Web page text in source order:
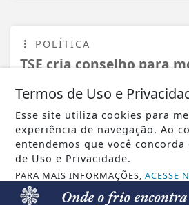
POLÍTICA
TSE cria conselho para
Termos de Uso e
Esse site utiliza cookies para
experiência de navegação. Ao
entendemos que você concorda
de Uso e Privacidade.
PARA MAIS INFORMAÇÕES,ACESSE
CLICANDO AQUI